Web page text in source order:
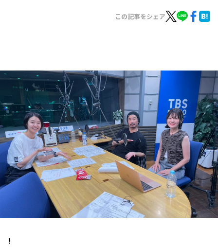
お知らせ
イベント・グッズ
YouTube
会社情報
この記事をシェア
！